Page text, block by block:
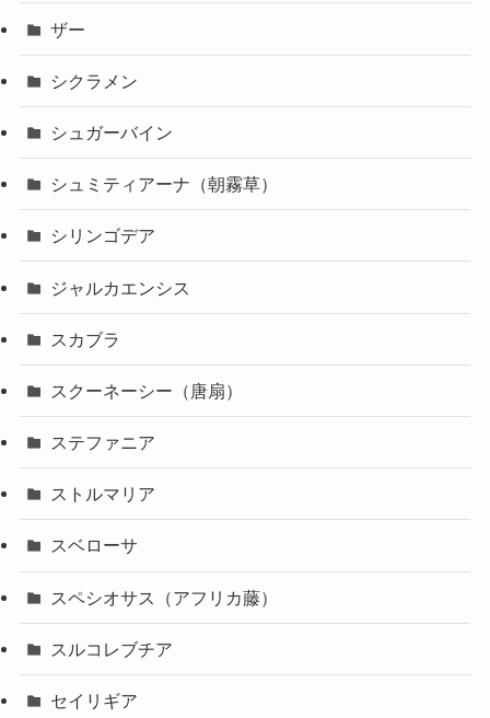
ザー
シクラメン
シュガーバイン
シュミティアーナ（朝霧草）
シリンゴデア
ジャルカエンシス
スカブラ
スクーネーシー（唐扇）
ステファニア
ストルマリア
スベローサ
スペシオサス（アフリカ藤）
スルコレブチア
セイリギア